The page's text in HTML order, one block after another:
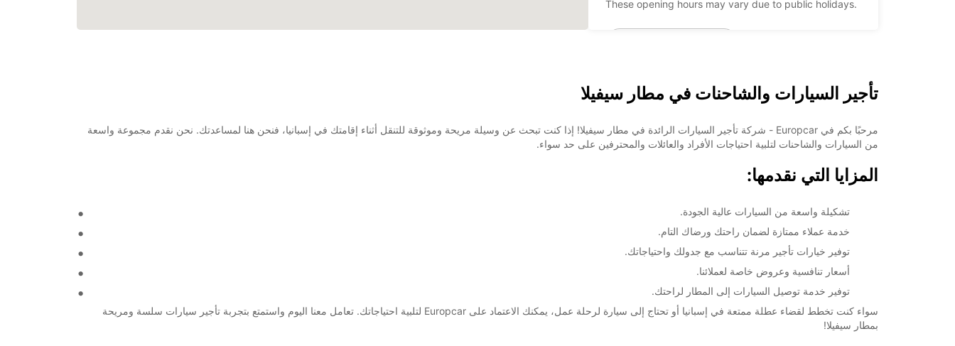
These opening hours may vary due to public holidays.
خط سير الرحلة
تأجير السيارات والشاحنات في مطار سيفيلا
مرحبًا بكم في Europcar - شركة تأجير السيارات الرائدة في مطار سيفيلا! إذا كنت تبحث عن وسيلة مريحة وموثوقة للتنقل أثناء إقامتك في إسبانيا، فنحن هنا لمساعدتك. نحن نقدم مجموعة واسعة
من السيارات والشاحنات لتلبية احتياجات الأفراد والعائلات والمحترفين على حد سواء.
المزايا التي نقدمها:
تشكيلة واسعة من السيارات عالية الجودة.
خدمة عملاء ممتازة لضمان راحتك ورضاك التام.
توفير خيارات تأجير مرنة تتناسب مع جدولك واحتياجاتك.
أسعار تنافسية وعروض خاصة لعملائنا.
توفير خدمة توصيل السيارات إلى المطار لراحتك.
سواء كنت تخطط لقضاء عطلة ممتعة في إسبانيا أو تحتاج إلى سيارة لرحلة عمل، يمكنك الاعتماد على Europcar لتلبية احتياجاتك. تعامل معنا اليوم واستمتع بتجربة تأجير سيارات سلسة ومريحة
بمطار سيفيلا!